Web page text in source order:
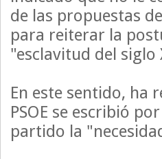
de las propuestas
para reiterar la
"esclavitud del siglo
En este sentido, ha
PSOE se escribió
partido la